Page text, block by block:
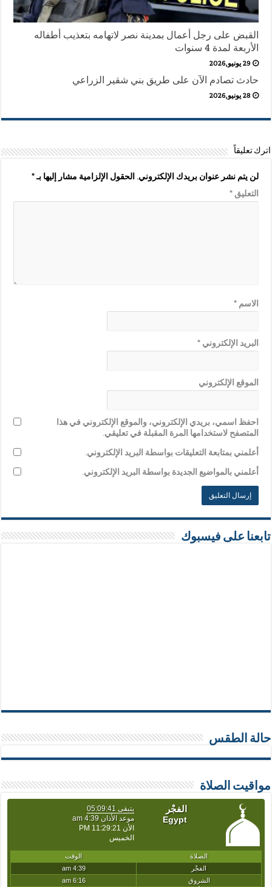
القبض على رجل أعمال بمدينة نصر لاتهامه بتعذيب أطفاله
الأربعة لمدة 4 سنوات
29 يونيو,2026
حادث تصادم الآن على طريق بني شقير الزراعي
28 يونيو,2026
اترك تعليقاً
لن يتم نشر عنوان بريدك الإلكتروني. الحقول الإلزامية مشار إليها بـ*
التعليق*
الاسم*
البريد الإلكتروني*
الموقع الإلكتروني
احفظ اسمي، بريدي الإلكتروني، والموقع الإلكتروني في هذا
المتصفح لاستخدامها المرة المقبلة في تعليقي.
أعلمني بمتابعة التعليقات بواسطة البريد الإلكتروني.
أعلمني بالمواضيع الجديدة بواسطة البريد الإلكتروني.
تابعنا على فيسبوك
حالة الطقس
مواقيت الصلاة